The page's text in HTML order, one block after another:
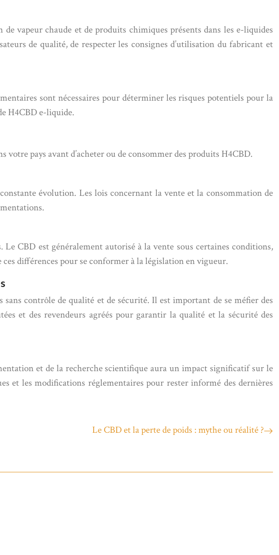
vapeur chaude et de produits chimiques présents dans les e-liquides
de qualité, de respecter les consignes d’utilisation du fabricant et
sont nécessaires pour déterminer les risques potentiels pour la
H4CBD e-liquide.
pays avant d’acheter ou de consommer des produits H4CBD.
évolution. Les lois concernant la vente et la consommation de
CBD est généralement autorisé à la vente sous certaines conditions,
différences pour se conformer à la législation en vigueur.
contrôle de qualité et de sécurité. Il est important de se méfier des
et des revendeurs agréés pour garantir la qualité et la sécurité des
et de la recherche scientifique aura un impact significatif sur le
et les modifications réglementaires pour rester informé des dernières
Le CBD et la perte de poids : mythe ou réalité ?